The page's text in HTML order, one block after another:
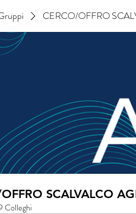
CERCO/OFFRO
SCALVALCO
Colleghi